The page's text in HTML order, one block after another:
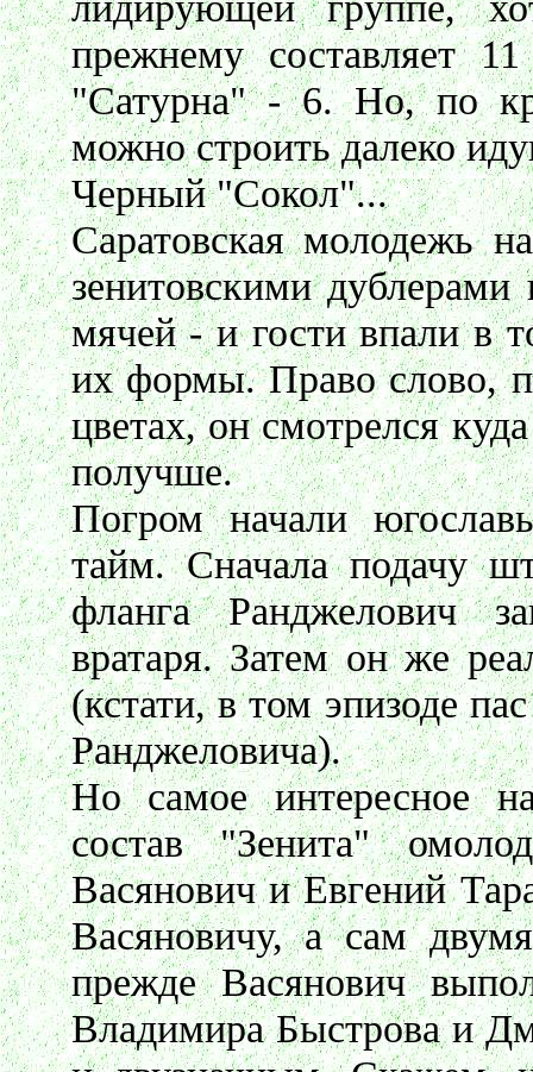
прежнему составляет
"Сатурна" - 6. Но, по
можно строить далеко
Черный "Сокол"...
Саратовская молодежь
зенитовскими
мячей - и гости впали в
их формы. Право слово,
цветах, он смотрелся
получше.
Погром начали
тайм. Сначала подачу
фланга Ранджелович
вратаря. Затем он же
(кстати, в том эпизоде
Ранджеловича).
Но самое интересное
состав "Зенита"
Васянович и Евгений
Васяновичу, а сам
прежде Васянович
Владимира Быстрова и